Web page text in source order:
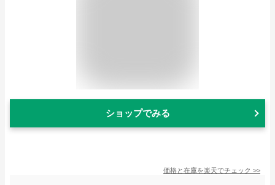
ショップでみる
価格と在庫を楽天でチェック >>